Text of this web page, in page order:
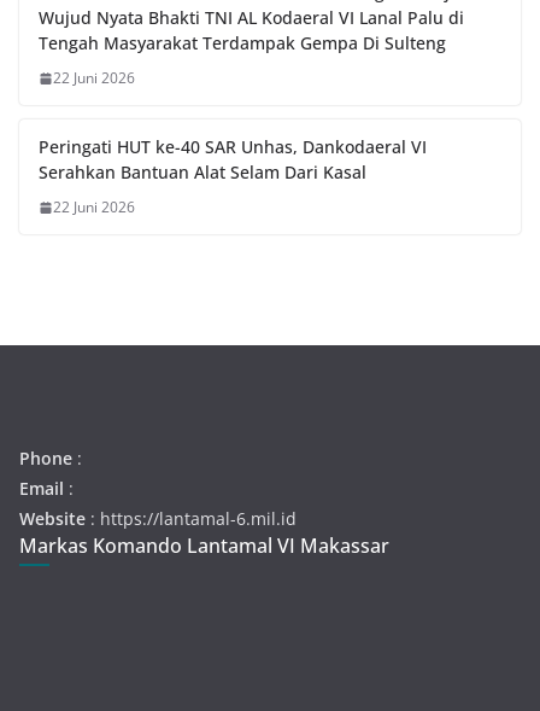
Wujud Nyata Bhakti TNI AL Kodaeral VI Lanal Palu di
Tengah Masyarakat Terdampak Gempa Di Sulteng
22 Juni 2026
Peringati HUT ke-40 SAR Unhas, Dankodaeral VI
Serahkan Bantuan Alat Selam Dari Kasal
22 Juni 2026
Phone :
Email :
Website : https://lantamal-6.mil.id
Markas Komando Lantamal VI Makassar